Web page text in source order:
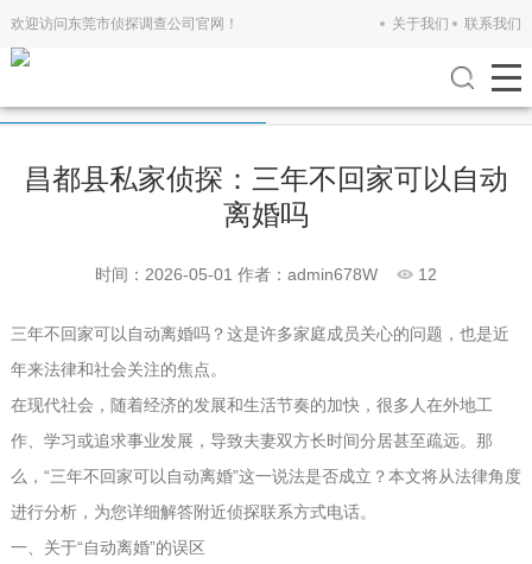
欢迎访问东莞市侦探调查公司官网！ 关于我们 联系我们
昌都县私家侦探：三年不回家可以自动
离婚吗
时间：2026-05-01 作者：admin678W 12
三年不回家可以自动离婚吗？这是许多家庭成员关心的问题，也是近
年来法律和社会关注的焦点。
在现代社会，随着经济的发展和生活节奏的加快，很多人在外地工
作、学习或追求事业发展，导致夫妻双方长时间分居甚至疏远。那
么，“三年不回家可以自动离婚”这一说法是否成立？本文将从法律角度
进行分析，为您详细解答附近侦探联系方式电话。
一、关于“自动离婚”的误区